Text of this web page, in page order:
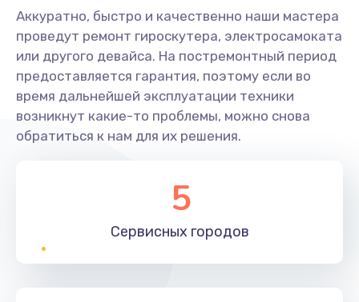
Аккуратно, быстро и качественно наши мастера
проведут ремонт гироскутера, электросамоката
или другого девайса. На постремонтный период
предоставляется гарантия, поэтому если во
время дальнейшей эксплуатации техники
возникнут какие-то проблемы, можно снова
обратиться к нам для их решения.
5
Сервисных городов